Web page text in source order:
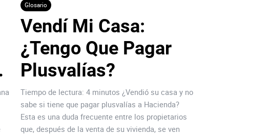
Glosario
Vendí Mi Casa:
¿Tengo Que Pagar
Plusvalías?
Tiempo de lectura: 4 minutos ¿Vendió su casa y no
sabe si tiene que pagar plusvalías a Hacienda?
Esta es una duda frecuente entre los propietarios
que, después de la venta de su vivienda, se ven